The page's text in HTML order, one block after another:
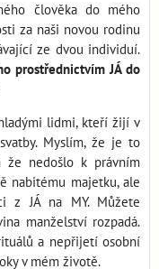
člověka do mého
za naši novou rodinu
ze dvou individuí.
prostřednictvím JÁ do
lidmi, kteří žijí v
Myslím, že je to
že nedošlo k právním
nabitému majetku, ale
z JÁ na MY. Můžete
manželství rozpadá.
a nepřijetí osobní
v mém životě.